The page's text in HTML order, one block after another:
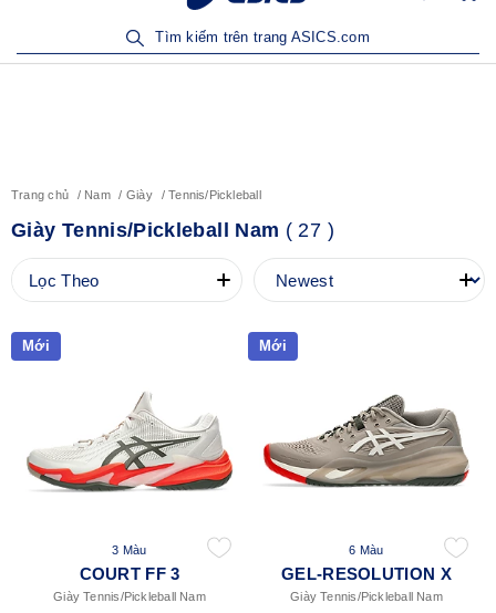
Tìm kiếm trên trang ASICS.com
Trang chủ Nam Giày Tennis/Pickleball
Giày Tennis/Pickleball Nam ( 27 )
Lọc Theo
Mới
3 Màu
COURT FF 3
Giày Tennis/Pickleball Nam
Mới
6 Màu
GEL-RESOLUTION X
Giày Tennis/Pickleball Nam